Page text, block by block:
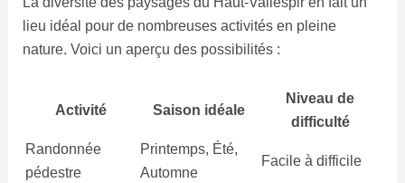
lieu idéal pour de nombreuses activités en pleine
nature. Voici un aperçu des possibilités :
Activité Saison idéale
Niveau de
difficulté
Randonnée
pédestre
Printemps, Été,
Automne
Facile à difficile